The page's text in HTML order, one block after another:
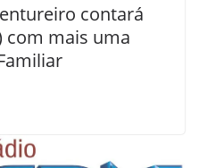
contará
com mais uma